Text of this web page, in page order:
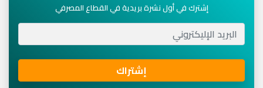
إشترك في أول نشرة بريدية في القطاع المصرفي